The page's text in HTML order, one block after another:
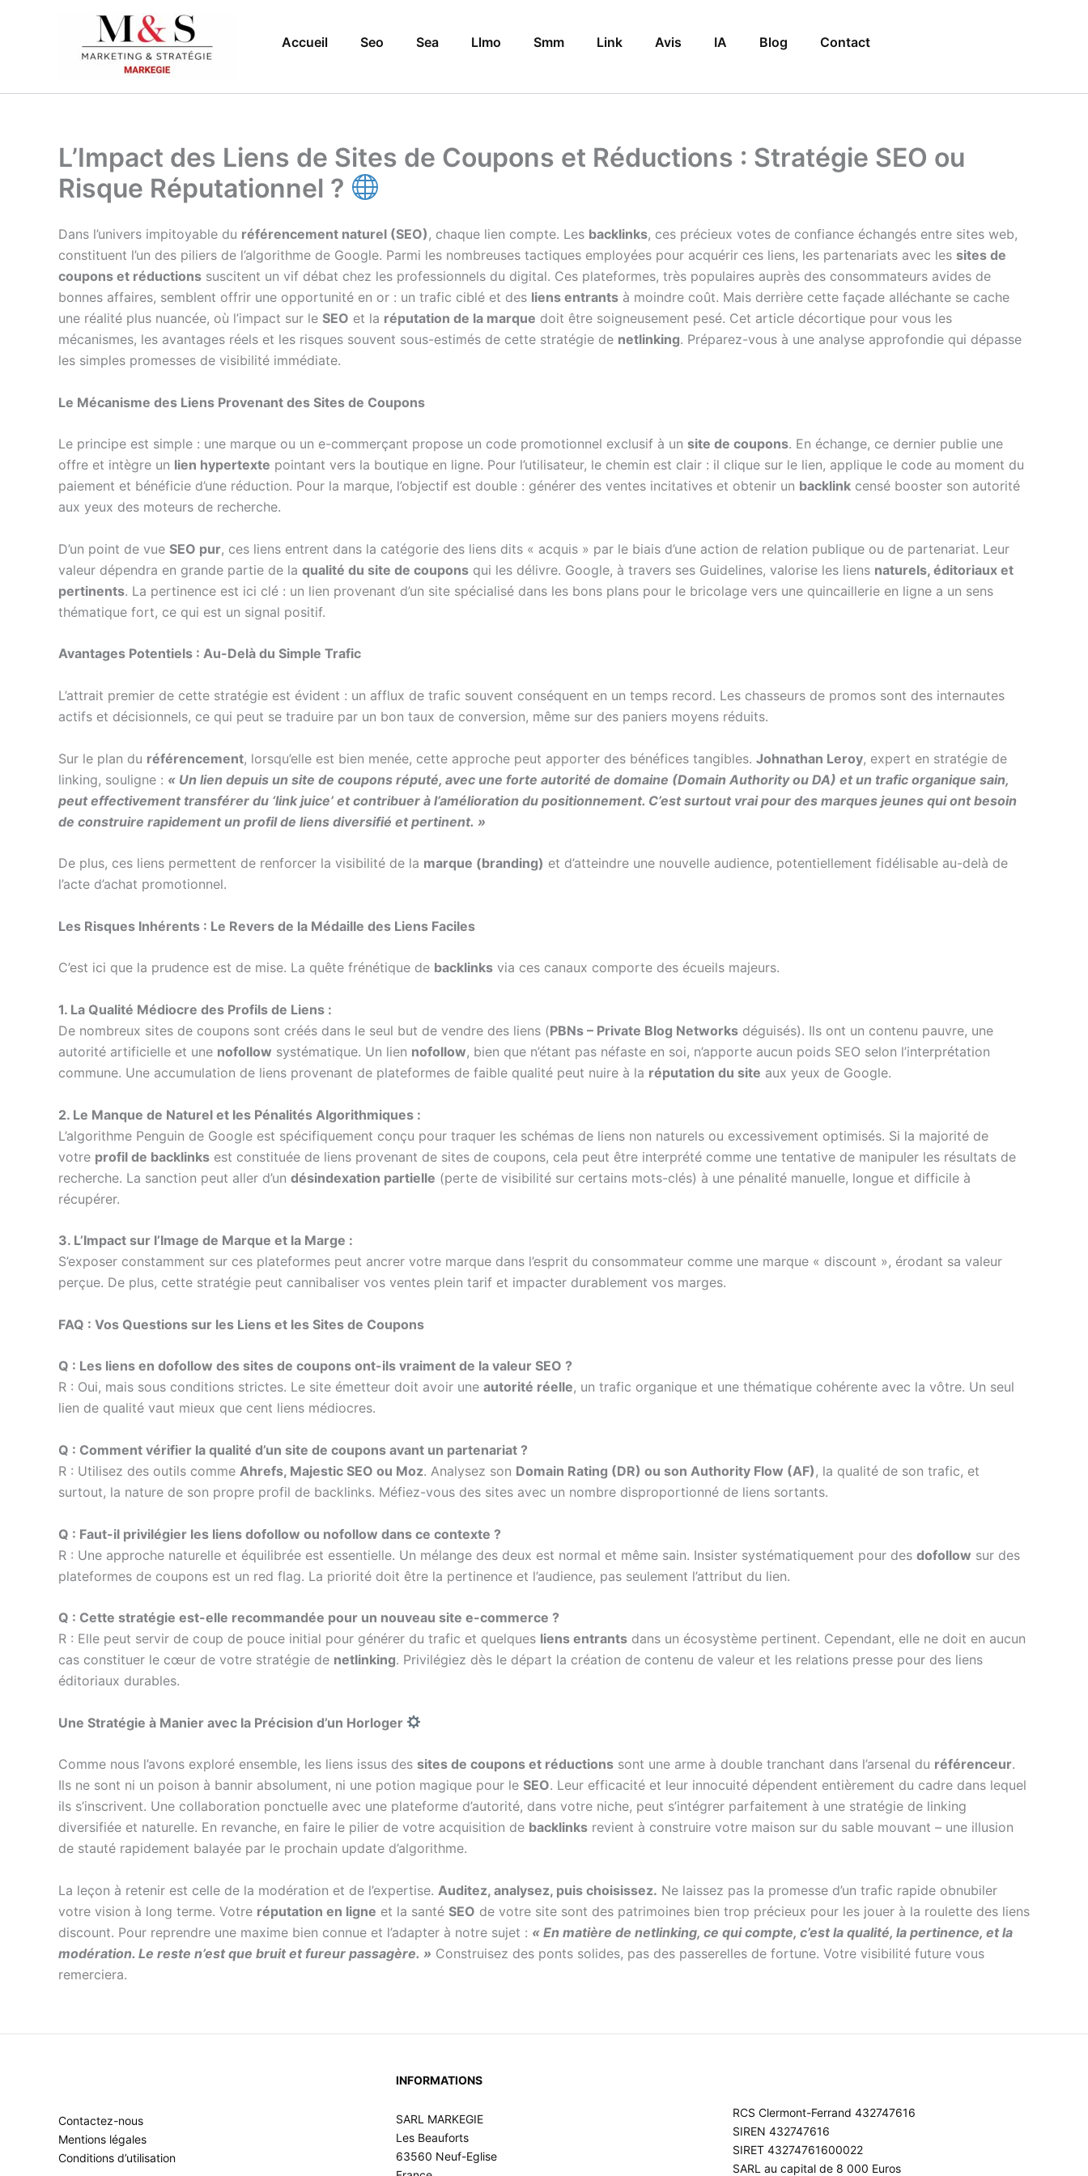
Accueil Seo Sea Llmo Smm Link Avis IA Blog Contact
L’Impact des Liens de Sites de Coupons et Réductions : Stratégie SEO ou
Risque Réputationnel ?
Dans l’univers impitoyable du référencement naturel (SEO), chaque lien compte. Les backlinks, ces précieux votes de confiance échangés entre sites web,
constituent l’un des piliers de l’algorithme de Google. Parmi les nombreuses tactiques employées pour acquérir ces liens, les partenariats avec les sites de
coupons et réductions suscitent un vif débat chez les professionnels du digital. Ces plateformes, très populaires auprès des consommateurs avides de
bonnes affaires, semblent offrir une opportunité en or : un trafic ciblé et des liens entrants à moindre coût. Mais derrière cette façade alléchante se cache
une réalité plus nuancée, où l’impact sur le SEO et la réputation de la marque doit être soigneusement pesé. Cet article décortique pour vous les
mécanismes, les avantages réels et les risques souvent sous-estimés de cette stratégie de netlinking. Préparez-vous à une analyse approfondie qui dépasse
les simples promesses de visibilité immédiate.
Le Mécanisme des Liens Provenant des Sites de Coupons
Le principe est simple : une marque ou un e-commerçant propose un code promotionnel exclusif à un site de coupons. En échange, ce dernier publie une
offre et intègre un lien hypertexte pointant vers la boutique en ligne. Pour l’utilisateur, le chemin est clair : il clique sur le lien, applique le code au moment du
paiement et bénéficie d’une réduction. Pour la marque, l’objectif est double : générer des ventes incitatives et obtenir un backlink censé booster son autorité
aux yeux des moteurs de recherche.
D’un point de vue SEO pur, ces liens entrent dans la catégorie des liens dits « acquis » par le biais d’une action de relation publique ou de partenariat. Leur
valeur dépendra en grande partie de la qualité du site de coupons qui les délivre. Google, à travers ses Guidelines, valorise les liens naturels, éditoriaux et
pertinents. La pertinence est ici clé : un lien provenant d’un site spécialisé dans les bons plans pour le bricolage vers une quincaillerie en ligne a un sens
thématique fort, ce qui est un signal positif.
Avantages Potentiels : Au-Delà du Simple Trafic
L’attrait premier de cette stratégie est évident : un afflux de trafic souvent conséquent en un temps record. Les chasseurs de promos sont des internautes
actifs et décisionnels, ce qui peut se traduire par un bon taux de conversion, même sur des paniers moyens réduits.
Sur le plan du référencement, lorsqu’elle est bien menée, cette approche peut apporter des bénéfices tangibles. Johnathan Leroy, expert en stratégie de
linking, souligne : « Un lien depuis un site de coupons réputé, avec une forte autorité de domaine (Domain Authority ou DA) et un trafic organique sain,
peut effectivement transférer du ‘link juice’ et contribuer à l’amélioration du positionnement. C’est surtout vrai pour des marques jeunes qui ont besoin
de construire rapidement un profil de liens diversifié et pertinent. »
De plus, ces liens permettent de renforcer la visibilité de la marque (branding) et d’atteindre une nouvelle audience, potentiellement fidélisable au-delà de
l’acte d’achat promotionnel.
Les Risques Inhérents : Le Revers de la Médaille des Liens Faciles
C’est ici que la prudence est de mise. La quête frénétique de backlinks via ces canaux comporte des écueils majeurs.
1. La Qualité Médiocre des Profils de Liens :
De nombreux sites de coupons sont créés dans le seul but de vendre des liens (PBNs – Private Blog Networks déguisés). Ils ont un contenu pauvre, une
autorité artificielle et une nofollow systématique. Un lien nofollow, bien que n’étant pas néfaste en soi, n’apporte aucun poids SEO selon l’interprétation
commune. Une accumulation de liens provenant de plateformes de faible qualité peut nuire à la réputation du site aux yeux de Google.
2. Le Manque de Naturel et les Pénalités Algorithmiques :
L’algorithme Penguin de Google est spécifiquement conçu pour traquer les schémas de liens non naturels ou excessivement optimisés. Si la majorité de
votre profil de backlinks est constituée de liens provenant de sites de coupons, cela peut être interprété comme une tentative de manipuler les résultats de
recherche. La sanction peut aller d’un désindexation partielle (perte de visibilité sur certains mots-clés) à une pénalité manuelle, longue et difficile à
récupérer.
3. L’Impact sur l’Image de Marque et la Marge :
S’exposer constamment sur ces plateformes peut ancrer votre marque dans l’esprit du consommateur comme une marque « discount », érodant sa valeur
perçue. De plus, cette stratégie peut cannibaliser vos ventes plein tarif et impacter durablement vos marges.
FAQ : Vos Questions sur les Liens et les Sites de Coupons
Q : Les liens en dofollow des sites de coupons ont-ils vraiment de la valeur SEO ?
R : Oui, mais sous conditions strictes. Le site émetteur doit avoir une autorité réelle, un trafic organique et une thématique cohérente avec la vôtre. Un seul
lien de qualité vaut mieux que cent liens médiocres.
Q : Comment vérifier la qualité d’un site de coupons avant un partenariat ?
R : Utilisez des outils comme Ahrefs, Majestic SEO ou Moz. Analysez son Domain Rating (DR) ou son Authority Flow (AF) , la qualité de son trafic, et
surtout, la nature de son propre profil de backlinks. Méfiez-vous des sites avec un nombre disproportionné de liens sortants.
Q : Faut-il privilégier les liens dofollow ou nofollow dans ce contexte ?
R : Une approche naturelle et équilibrée est essentielle. Un mélange des deux est normal et même sain. Insister systématiquement pour des dofollow sur des
plateformes de coupons est un red flag. La priorité doit être la pertinence et l’audience, pas seulement l’attribut du lien.
Q : Cette stratégie est-elle recommandée pour un nouveau site e-commerce ?
R : Elle peut servir de coup de pouce initial pour générer du trafic et quelques liens entrants dans un écosystème pertinent. Cependant, elle ne doit en aucun
cas constituer le cœur de votre stratégie de netlinking. Privilégiez dès le départ la création de contenu de valeur et les relations presse pour des liens
éditoriaux durables.
Une Stratégie à Manier avec la Précision d’un Horloger
Comme nous l’avons exploré ensemble, les liens issus des sites de coupons et réductions sont une arme à double tranchant dans l’arsenal du référenceur.
Ils ne sont ni un poison à bannir absolument, ni une potion magique pour le SEO. Leur efficacité et leur innocuité dépendent entièrement du cadre dans lequel
ils s’inscrivent. Une collaboration ponctuelle avec une plateforme d’autorité, dans votre niche, peut s’intégrer parfaitement à une stratégie de linking
diversifiée et naturelle. En revanche, en faire le pilier de votre acquisition de backlinks revient à construire votre maison sur du sable mouvant – une illusion
de stauté rapidement balayée par le prochain update d’algorithme.
La leçon à retenir est celle de la modération et de l’expertise. Auditez, analysez, puis choisissez. Ne laissez pas la promesse d’un trafic rapide obnubiler
votre vision à long terme. Votre réputation en ligne et la santé SEO de votre site sont des patrimoines bien trop précieux pour les jouer à la roulette des liens
discount. Pour reprendre une maxime bien connue et l’adapter à notre sujet : « En matière de netlinking, ce qui compte, c’est la qualité, la pertinence, et la
modération. Le reste n’est que bruit et fureur passagère. » Construisez des ponts solides, pas des passerelles de fortune. Votre visibilité future vous
remerciera.
Contactez-nous
Mentions légales
Conditions d’utilisation
INFORMATIONS
SARL MARKEGIE
Les Beauforts
63560 Neuf-Eglise
RCS Clermont-Ferrand 432747616
SIREN 432747616
SIRET 43274761600022
SARL au capital de 8 000 Euros